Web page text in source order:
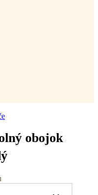
obojok